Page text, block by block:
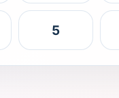
5